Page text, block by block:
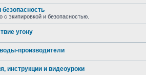
безопасность
с экипировкой и безопасностью.
угону
производители
инструкции и видеоуроки